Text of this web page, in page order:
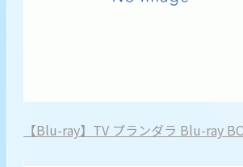
【Blu-ray】TV プランダラ Blu-ray